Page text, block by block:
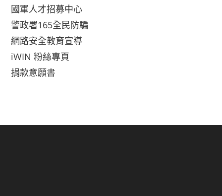
國軍人才招募中心
警政署165全民防騙
網路安全教育宣導
iWIN 粉絲專頁
捐款意願書